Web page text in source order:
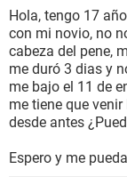
BIENESTAR
SEXUALIDAD
GLOSARIO
Hola, tengo 17
con mi novio, no
cabeza del pene,
me duró 3 dias y
me bajo el 11 de
me tiene que
desde antes
Espero y me